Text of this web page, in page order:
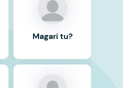
Magari tu?